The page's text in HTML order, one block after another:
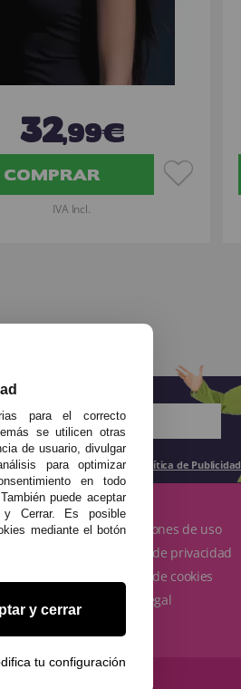
32,99€
COMPRAR
IVA Incl.
según lo recogido en la Política de Publicidad
somos
· Condiciones de uso
· Política de privacidad
· Política de cookies
· Aviso Legal
para el correcto
se utilicen otras
de usuario, divulgar
para optimizar
en todo
puede aceptar
Cerrar. Es posible
mediante el botón
y cerrar
tu configuración